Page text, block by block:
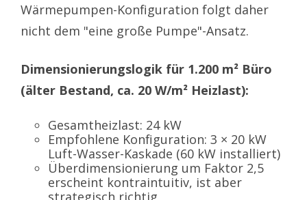
Wärmepumpen-Konfiguration folgt daher
nicht dem "eine große Pumpe"-Ansatz.
Dimensionierungslogik für 1.200 m² Büro
(älter Bestand, ca. 20 W/m² Heizlast):
Gesamtheizlast: 24 kW
Empfohlene Konfiguration: 3 × 20 kW
Luft-Wasser-Kaskade (60 kW installiert)
Überdimensionierung um Faktor 2,5
erscheint kontraintuitiv, ist aber
strategisch richtig